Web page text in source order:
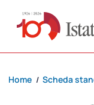
Home / Scheda